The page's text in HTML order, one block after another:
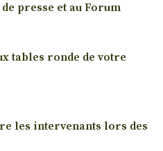
presse et au Forum
tables ronde de votre
les intervenants lors des